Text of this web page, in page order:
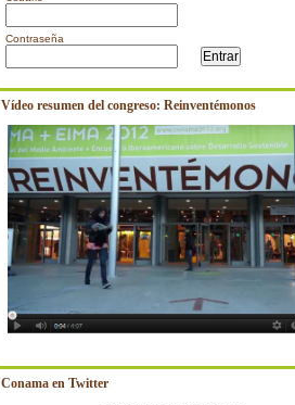
Contraseña
Vídeo resumen del congreso: Reinventémonos
Conama en Twitter